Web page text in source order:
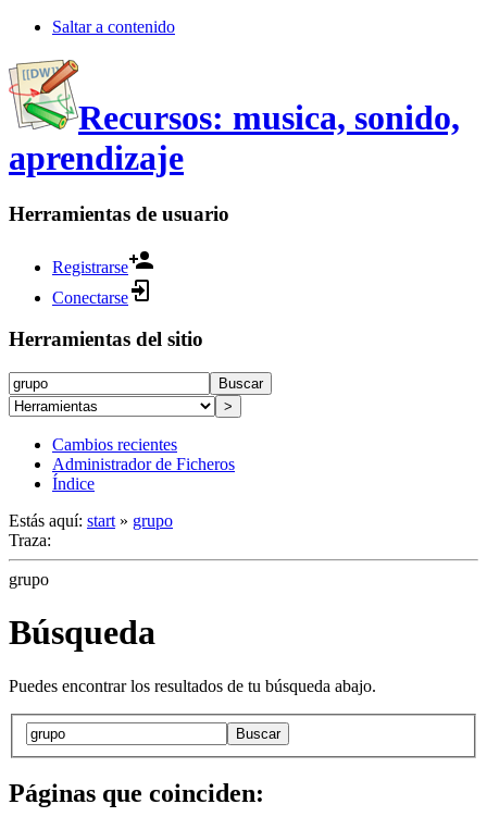
Saltar a contenido
Recursos: musica, sonido,
aprendizaje
Herramientas de usuario
Registrarse
Conectarse
Herramientas del sitio
Buscar
>
Cambios recientes
Administrador de Ficheros
Índice
Estás aquí: start » grupo
Traza:
grupo
Búsqueda
Puedes encontrar los resultados de tu búsqueda abajo.
Buscar
Páginas que coinciden: